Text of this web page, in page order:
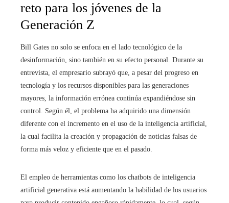
reto para los jóvenes de la
Generación Z
Bill Gates no solo se enfoca en el lado tecnológico de la
desinformación, sino también en su efecto personal. Durante su
entrevista, el empresario subrayó que, a pesar del progreso en
tecnología y los recursos disponibles para las generaciones
mayores, la información errónea continúa expandiéndose sin
control. Según él, el problema ha adquirido una dimensión
diferente con el incremento en el uso de la inteligencia artificial,
la cual facilita la creación y propagación de noticias falsas de
forma más veloz y eficiente que en el pasado.
El empleo de herramientas como los chatbots de inteligencia
artificial generativa está aumentando la habilidad de los usuarios